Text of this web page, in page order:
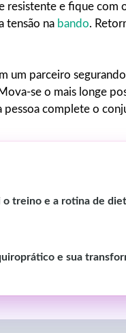
resistente e fique com
tensão na bando.
um parceiro
se o mais longe
pessoa complete o
treino e a rotina de
e sua